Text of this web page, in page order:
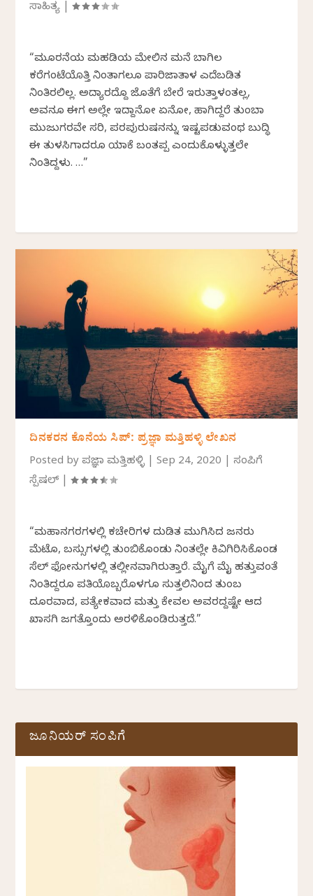
ಸಾಹಿತ್ಯ |
“ಮೂರನೆಯ ಮಹಡಿಯ ಮೇಲಿನ ಮನೆ ಬಾಗಿಲ
ಕರೆಗಂಟೆಯೊತ್ತಿ ನಿಂತಾಗಲೂ ಪಾರಿಜಾತಾಳ ಎದೆಬಡಿತ
ನಿಂತಿರಲಿಲ್ಲ. ಅದ್ಯಾರದ್ದೊ ಜೊತೆಗೆ ಬೇರೆ ಇರುತ್ತಾಳಂತಲ್ಲ,
ಅವನೂ ಈಗ ಅಲ್ಲೇ ಇದ್ದಾನೋ ಏನೋ, ಹಾಗಿದ್ದರೆ ತುಂಬಾ
ಮುಜುಗರವೇ ಸರಿ, ಪರಪುರುಷನನ್ನು ಇಷ್ಟಪಡುವಂಥ ಬುದ್ಧಿ
ಈ ತುಳಸಿಗಾದರೂ ಯಾಕೆ ಬಂತಪ್ಪ ಎಂದುಕೊಳ್ಳುತ್ತಲೇ
ನಿಂತಿದ್ದಳು. …”
ದಿನಕರನ ಕೊನೆಯ ಸಿಪ್: ಪ್ರಜ್ಞಾ ಮತ್ತಿಹಳ್ಳಿ ಲೇಖನ
Posted byಪ್ರಜ್ಞಾ ಮತ್ತಿಹಳ್ಳಿ |Sep 24, 2020 |ಸಂಪಿಗೆ
ಸ್ಪೆಷಲ್ |
“ಮಹಾನಗರಗಳಲ್ಲಿ ಕಚೇರಿಗಳ ದುಡಿತ ಮುಗಿಸಿದ ಜನರು
ಮೆಟ್ರೊ, ಬಸ್ಸುಗಳಲ್ಲಿ ತುಂಬಿಕೊಂಡು ನಿಂತಲ್ಲೇ ಕಿವಿಗಿರಿಸಿಕೊಂಡ
ಸೆಲ್ ಫೋನುಗಳಲ್ಲಿ ತಲ್ಲೀನವಾಗಿರುತ್ತಾರೆ. ಮೈಗೆ ಮೈ ಹತ್ತುವಂತೆ
ನಿಂತಿದ್ದರೂ ಪ್ರತಿಯೊಬ್ಬರೊಳಗೂ ಸುತ್ತಲಿನಿಂದ ತುಂಬ
ದೂರವಾದ, ಪ್ರತ್ಯೇಕವಾದ ಮತ್ತು ಕೇವಲ ಅವರದ್ದಷ್ಟೇ ಆದ
ಖಾಸಗಿ ಜಗತ್ತೊಂದು ಅರಳಿಕೊಂಡಿರುತ್ತದೆ.”
ಜೂನಿಯರ್ ಸಂಪಿಗೆ